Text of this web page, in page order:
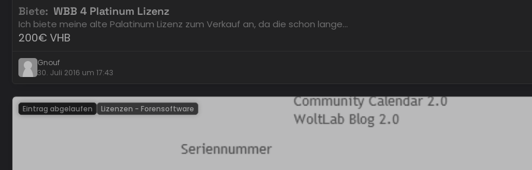
Biete WBB 4 Platinum Lizenz
Ich biete meine alte Palatinum Lizenz zum Verkauf an, da die schon lange…
200€ VHB
Gnouf
30. Juli 2016 um 17:43
Eintrag abgelaufen Lizenzen - Forensoftware